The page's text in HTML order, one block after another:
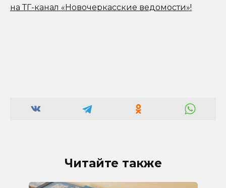
на ТГ-канал «Новочеркасские ведомости»!
Читайте также